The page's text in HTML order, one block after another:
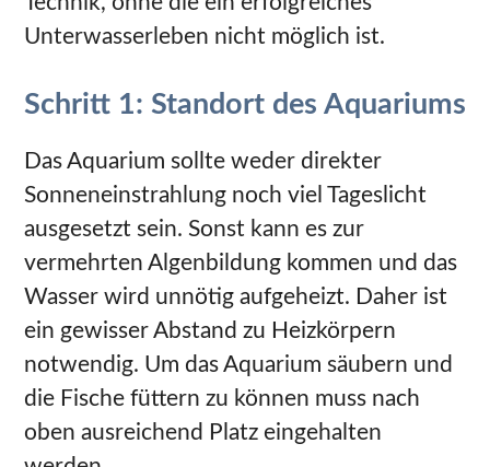
Unterwasserleben nicht möglich ist.
Schritt 1: Standort des Aquariums
Das Aquarium sollte weder direkter
Sonneneinstrahlung noch viel Tageslicht
ausgesetzt sein. Sonst kann es zur
vermehrten Algenbildung kommen und das
Wasser wird unnötig aufgeheizt. Daher ist
ein gewisser Abstand zu Heizkörpern
notwendig. Um das Aquarium säubern und
die Fische füttern zu können muss nach
oben ausreichend Platz eingehalten